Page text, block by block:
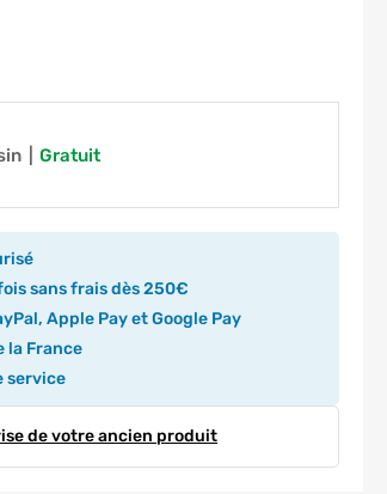
gratuit
sans frais dès 250€
Apple Pay et Google Pay
la France
service
de votre ancien produit